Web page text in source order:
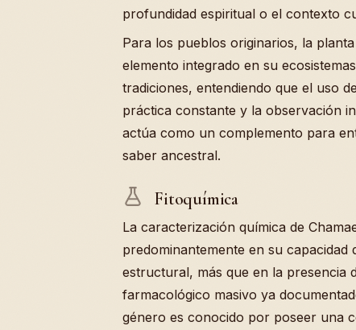
profundidad espiritual o el contexto
Para los pueblos originarios, la
elemento integrado en su
tradiciones, entendiendo que el uso
práctica constante y la observación
actúa como un complemento para
saber ancestral.
Fitoquímica
La caracterización química de
predominantemente en su
estructural, más que en la presencia
farmacológico masivo ya
género es conocido por poseer una